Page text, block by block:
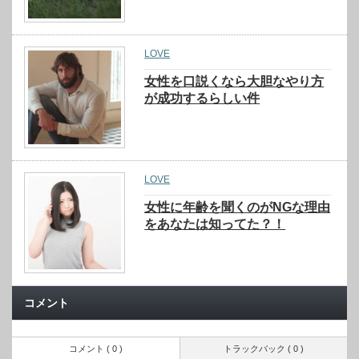
LOVE
女性を口説くなら大胆なやり方
が成功するらしい件
LOVE
女性に年齢を聞くのがNGな理由
をあなたは知ってた？！
コメント
トラックバック ( 0 )
コメント ( 0 )